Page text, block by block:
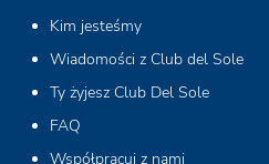
Kim jesteśmy
Wiadomości z Club del Sole
Ty żyjesz Club Del Sole
FAQ
Współpracuj z nami